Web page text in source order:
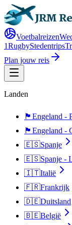
Voetbalreizen
1RugbyStedentrips
Plan jouw reis
Landen
🏴󠁧󠁢󠁥󠁮󠁧󠁿 Engeland -
🏴󠁧󠁢󠁥󠁮󠁧󠁿 Engeland -
🇪🇸Spanje
🇪🇸Spanje -
🇮🇹Italië
🇫🇷Frankrijk
🇩🇪Duitsland
🇧🇪België